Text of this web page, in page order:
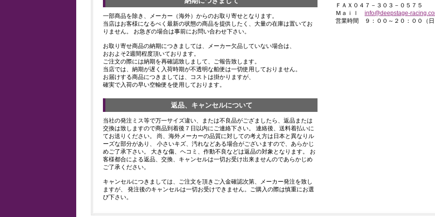
一部商品を除き、メーカー（海外）からのお取り寄せとなります。
当店はお客様になるべく最新の状態の商品を提供したく、大量の在庫は置いてお
りません。 お急ぎの場合は事前にお問い合わせ下さい。
お取り寄せ商品の納期につきましては、メーカー欠品していない場合は、
おおよそ2週間程度頂いております。
ご注文の際には納期を再確認致しまして、ご報告致します。
当店では、納期が遅く入荷時期が不透明な船便は一切使用しておりません。
お届けする商品につきましては、コストは掛かりますが、
確実で入荷の早い空輸便を使用しております。
返品、キャンセルについて
当社の発注ミス等で万一サイズ違い、または不良品がござましたら、返品または
交換は致しますので商品到着後７日以内にご連絡下さい。 連絡後、送料着払いに
てお送りください。 尚、海外メーカーの品質に対しての考え方は日本と異なりル
ーズな部分があり、 小さいキズ、汚れなどある場合がございますので、あらかじ
めご了承下さい。 大きな傷、ヘコミ、作動不良などは返品の対象となります。 お
客様都合による返品、交換、キャンセルは一切お受け出来ませんのであらかじめ
ご了承ください。
キャンセルにつきましては、ご注文を頂きご入金確認次第、メーカー発注を致し
ますが、 発注後のキャンセルは一切お受けできません。ご購入の際は慎重にお選
び下さい。
ＦＡＸ０４７－３０３－０５７５
Ｍａｉｌ info@deepstage-
営業時間 ９：００～２０：００（日